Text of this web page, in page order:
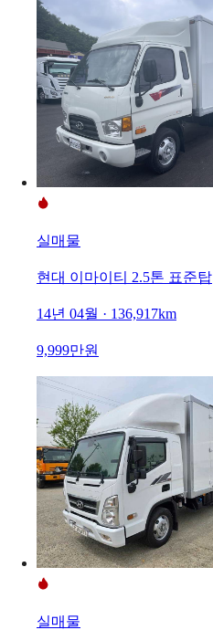
실매물
현대 이마이티 2.5톤 표준탑
14년 04월 · 136,917km
9,999만원
실매물